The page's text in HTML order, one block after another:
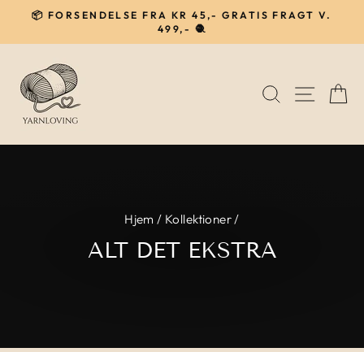
indhold
Pause
📦 FORSENDELSE FRA KR 45,- GRATIS FRAGT V.
499,- 🧶
SØG
Hjem / Kollektioner/
ALT DET EKSTRA